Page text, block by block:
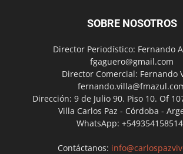
SOBRE NOSOTROS
Director Periodístico: Fernando
fgaguero@gmail.com
Director Comercial: Fernando
Dirección: 9 de Julio 90. Piso 10. Of
Villa Carlos Paz - Córdoba -
WhatsApp:
Contáctanos: